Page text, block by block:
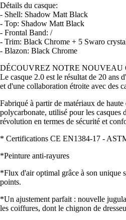
Détails du casque:
- Shell: Shadow Matt Black
- Top: Shadow Matt Black
- Frontal Band: /
- Trim: Black Chrome + 5 Swaro
- Blazon: Black Chrome
DÉCOUVREZ NOTRE NOUVEAU
Le casque 2.0 est le résultat de 20 ans
et d'une collaboration étroite avec des
Fabriqué à partir de matériaux de
polycarbonate, utilisé pour les casques
révolution en termes de sécurité et
* Certifications CE EN1384-17 -
*Peinture anti-rayures
*Flux d'air optimal grâce à son unique
points.
*Un ajustement parfait : nouvelle
les coiffures, dont le chignon de